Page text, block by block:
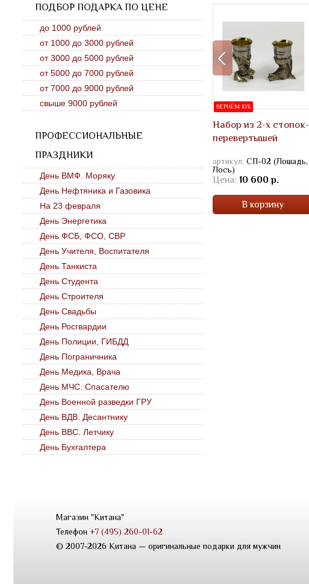
ПОДБОР ПОДАРКА ПО ЦЕНЕ
до 1000 рублей
от 1000 до 3000 рублей
от 3000 до 5000 рублей
от 5000 до 7000 рублей
от 7000 до 9000 рублей
свыше 9000 рублей
ПРОФЕССИОНАЛЬНЫЕ
ПРАЗДНИКИ
День ВМФ. Моряку
День Нефтяника и Газовика
На 23 февраля
День Энергетика
День ФСБ, ФСО, СВР
День Учителя, Воспитателя
День Танкиста
День Студента
День Строителя
День Свадьбы
День Росгвардии
День Полиции, ГИБДД
День Пограничника
День Медика, Врача
День МЧС. Спасателю
День Военной разведки ГРУ
День ВДВ. Десантнику
День ВВС. Летчику
День Бухгалтера
ВЕРНЁМ 10%
Набор из 2-х стопок-
перевертышей
артикул: СП-02 (Лошадь,
Лось)
Цена: 10 600 р.
В корзину
Магазин "Китана"
Телефон +7 (495) 260-01-62
© 2007-2026 Китана — оригинальные подарки для мужчин